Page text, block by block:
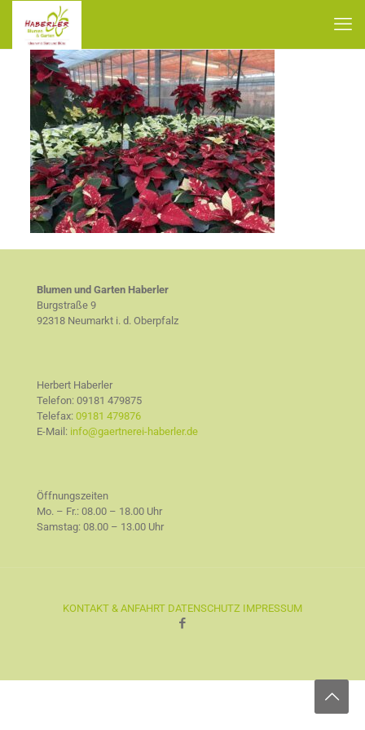
Blumen und Garten Haberler
Burgstraße 9
92318 Neumarkt i. d. Oberpfalz
Herbert Haberler
Telefon: 09181 479875
Telefax: 09181 479876
E-Mail: info@gaertnerei-haberler.de
Öffnungszeiten
Mo. – Fr.: 08.00 – 18.00 Uhr
Samstag: 08.00 – 13.00 Uhr
KONTAKT & ANFAHRT DATENSCHUTZ IMPRESSUM